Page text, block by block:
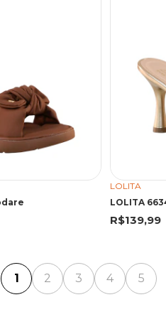
LOLITA
R$139,99
1 2 3 4 5